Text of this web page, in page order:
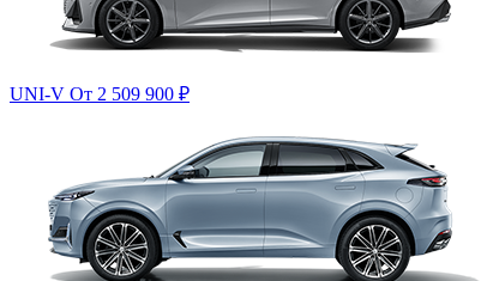
UNI-V От 2 509 900 ₽